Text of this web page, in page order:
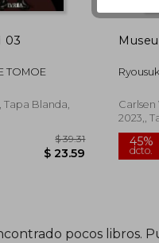
03
TOMOE
Tapa Blanda,
2023,,
pocos libros.